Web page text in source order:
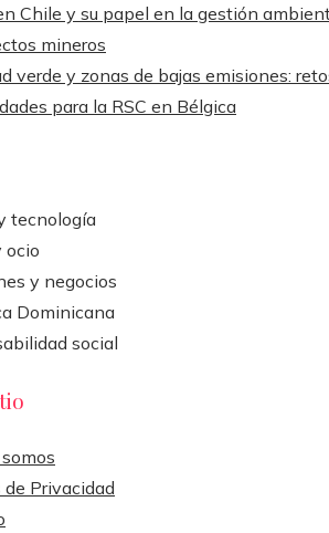
Chile y su papel en la gestión
mineros
verde y zonas de bajas emisiones:
para la RSC en Bélgica
tecnología
ocio
y negocios
Dominicana
social
Privacidad